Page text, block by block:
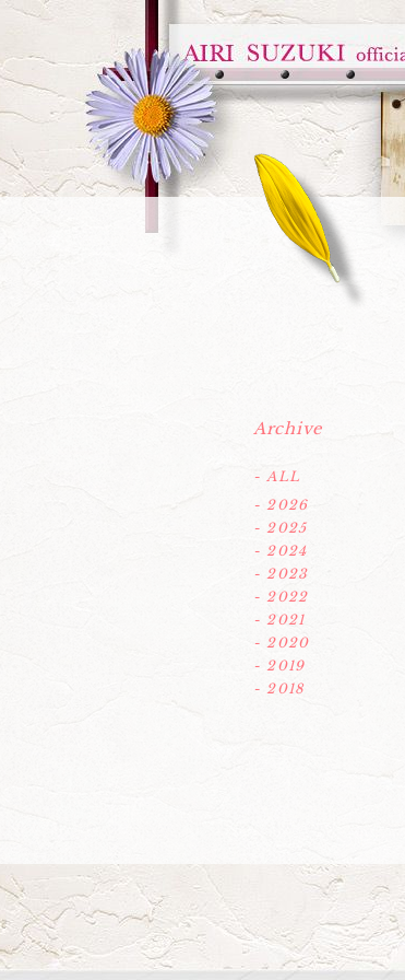
Archive
- ALL
- 2026
- 2025
- 2024
- 2023
- 2022
- 2021
- 2020
- 2019
- 2018